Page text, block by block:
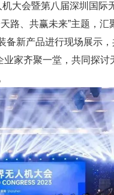
大会暨第八届深圳国际
路、共赢未来”主题，汇
备新产品进行现场展示
家齐聚一堂，共同探讨